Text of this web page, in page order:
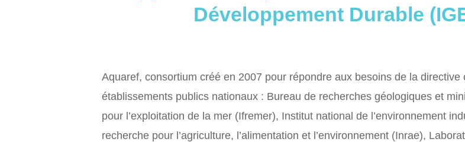
Développement Durable
Aquaref, consortium créé en 2007 pour répondre aux besoins de la directive
établissements publics nationaux : Bureau de recherches géologiques et
pour l’exploitation de la mer (Ifremer), Institut national de l’environnement
recherche pour l’agriculture, l’alimentation et l’environnement (Inrae),